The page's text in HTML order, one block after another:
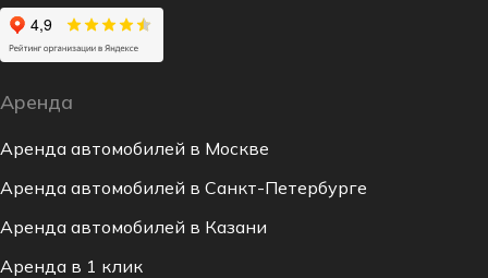
Аренда
Аренда автомобилей в Москве
Аренда автомобилей в Санкт-Петербурге
Аренда автомобилей в Казани
Аренда в 1 клик